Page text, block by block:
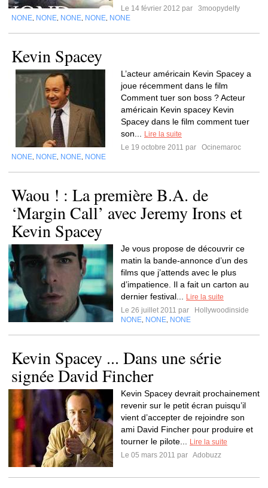
Le 14 février 2012 par
3moopydelfy
NONE NONE NONE NONE NONE
Kevin Spacey
L’acteur américain Kevin Spacey a
joue récemment dans le film
Comment tuer son boss ? Acteur
américain Kevin spacey Kevin
Spacey dans le film comment tuer
son...
Lire la suite
Le 19 octobre 2011 par
Ocinemaroc
NONE NONE NONE NONE
Waou ! : La première B.A. de
‘Margin Call’ avec Jeremy Irons et
Kevin Spacey
Je vous propose de découvrir ce
matin la bande-annonce d’un des
films que j’attends avec le plus
d’impatience. Il a fait un carton au
dernier festival...
Lire la suite
Le 26 juillet 2011 par
Hollywoodinside
NONE NONE NONE
Kevin Spacey ... Dans une série
signée David Fincher
Kevin Spacey devrait prochainement
revenir sur le petit écran puisqu’il
vient d’accepter de rejoindre son
ami David Fincher pour produire et
tourner le pilote...
Lire la suite
Le 05 mars 2011 par Adobuzz